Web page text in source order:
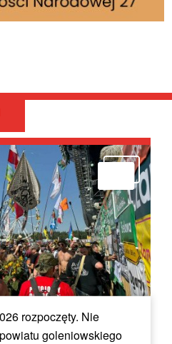
rozpoczęty. Nie
goleniowskiego